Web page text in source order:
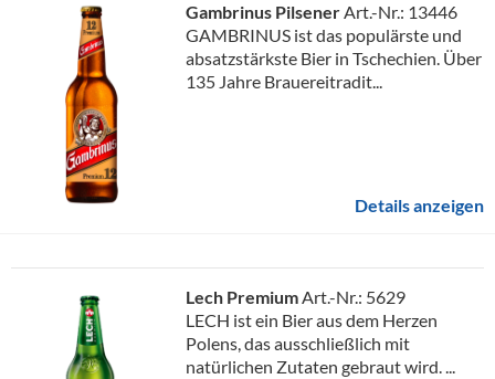
Gambrinus PilsenerArt.-Nr.: 13446
GAMBRINUS ist das populärste und
absatzstärkste Bier in Tschechien. Über
135 Jahre Brauereitradit...
Details anzeigen
Lech PremiumArt.-Nr.: 5629
LECH ist ein Bier aus dem Herzen
Polens, das ausschließlich mit
natürlichen Zutaten gebraut wird. ...